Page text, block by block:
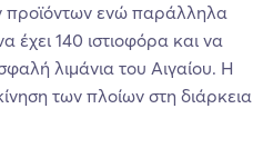
προϊόντων ενώ παράλληλα
έχει 140 ιστιοφόρα και να
λιμάνια του Αιγαίου. Η
των πλοίων στη διάρκεια